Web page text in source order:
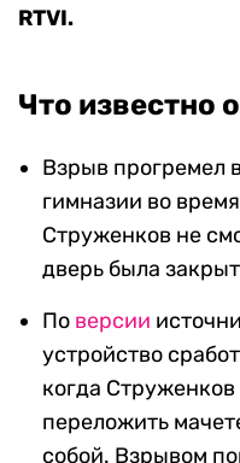
RTVI.
Что известно
Взрыв прогремел
гимназии во
Струженков не
дверь была
По версии
устройство
когда
переложить
собой. Взрывом